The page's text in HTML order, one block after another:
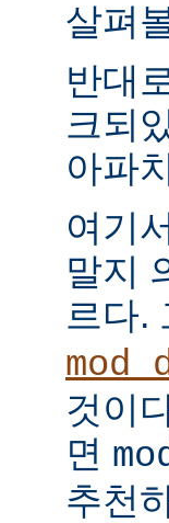
살펴
반대
크되
아파
여기
말지
르다.
것이
면
추천